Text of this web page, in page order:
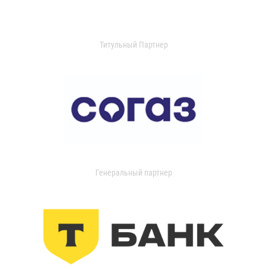
Титульный Партнер
Генеральный партнер